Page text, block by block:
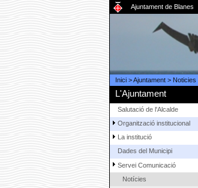
Ajuntament de Blanes
Inici>Ajuntament> Noticies
L'Ajuntament
Salutació de l'Alcalde
Organització institucional
La institució
Dades del Municipi
Servei Comunicació
Notícies